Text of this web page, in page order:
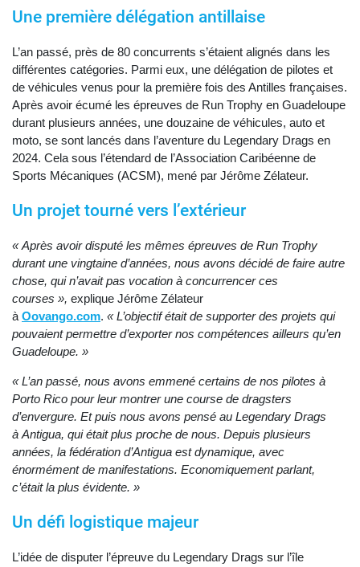
Une première délégation antillaise
L’an passé, près de 80 concurrents s’étaient alignés dans les
différentes catégories. Parmi eux, une délégation de pilotes et
de véhicules venus pour la première fois des Antilles françaises.
Après avoir écumé les épreuves de Run Trophy en Guadeloupe
durant plusieurs années, une douzaine de véhicules, auto et
moto, se sont lancés dans l’aventure du Legendary Drags en
2024. Cela sous l’étendard de l’Association Caribéenne de
Sports Mécaniques (ACSM), mené par Jérôme Zélateur.
Un projet tourné vers l’extérieur
« Après avoir disputé les mêmes épreuves de Run Trophy
durant une vingtaine d’années, nous avons décidé de faire autre
chose, qui n’avait pas vocation à concurrencer ces
courses », explique Jérôme Zélateur
à Oovango.com. « L’objectif était de supporter des projets qui
pouvaient permettre d’exporter nos compétences ailleurs qu’en
Guadeloupe. »
« L’an passé, nous avons emmené certains de nos pilotes à
Porto Rico pour leur montrer une course de dragsters
d’envergure. Et puis nous avons pensé au Legendary Drags
à Antigua, qui était plus proche de nous. Depuis plusieurs
années, la fédération d’Antigua est dynamique, avec
énormément de manifestations. Economiquement parlant,
c’était la plus évidente. »
Un défi logistique majeur
L’idée de disputer l’épreuve du Legendary Drags sur l’île